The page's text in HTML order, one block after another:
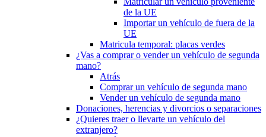
de la UE
Importar un vehículo de fuera de la
UE
Matricula temporal: placas verdes
¿Vas a comprar o vender un vehículo de segunda
mano?
Atrás
Comprar un vehículo de segunda mano
Vender un vehículo de segunda mano
Donaciones, herencias y divorcios o separaciones
¿Quieres traer o llevarte un vehículo del
extranjero?